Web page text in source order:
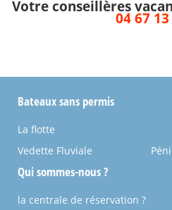
Votre conseillères
04 67
Bateaux sans permis
La flotte
Vedette Fluviale
Qui sommes-nous ?
la centrale de réservation ?